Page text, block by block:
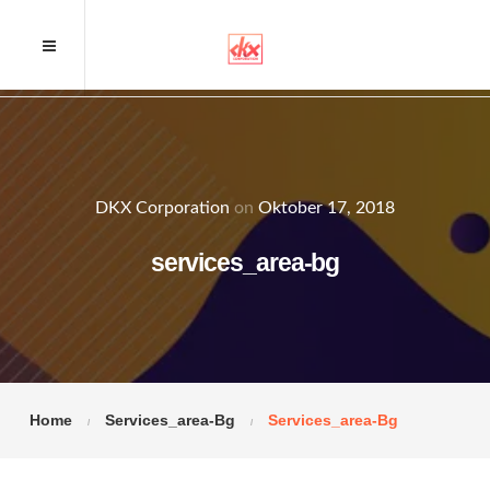
DKX Corporation on Oktober 17, 2018
services_area-bg
Home Services_area-Bg Services_area-Bg